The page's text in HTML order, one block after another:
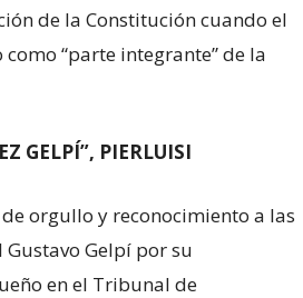
de la Constitución cuando el
“parte integrante” de la
GELPÍ”, PIERLUISI
orgullo y reconocimiento a las
Gelpí por su
en el Tribunal de